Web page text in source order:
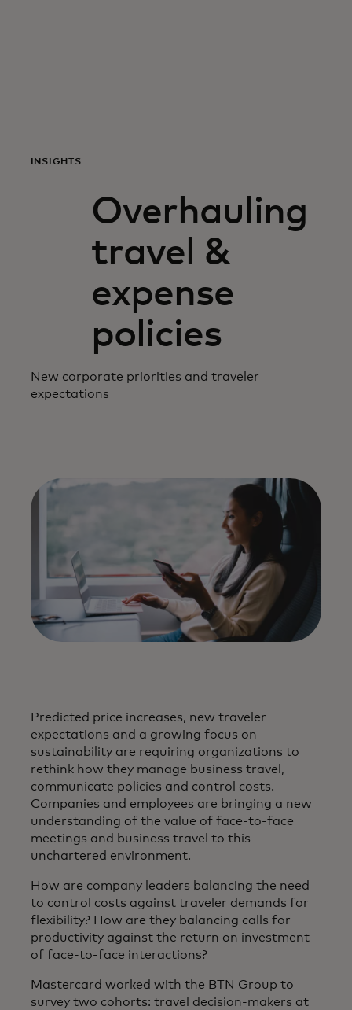
Newsroom
INSIGHTS
Overhauling
travel &
expense
policies
New corporate priorities and traveler
expectations
Predicted price increases, new traveler
expectations and a growing focus on
sustainability are requiring organizations to
rethink how they manage business travel,
communicate policies and control costs.
Companies and employees are bringing a new
understanding of the value of face-to-face
meetings and business travel to this
unchartered environment.
How are company leaders balancing the need
to control costs against traveler demands for
flexibility? How are they balancing calls for
productivity against the return on investment
of face-to-face interactions?
Mastercard worked with the BTN Group to
survey two cohorts: travel decision-makers at